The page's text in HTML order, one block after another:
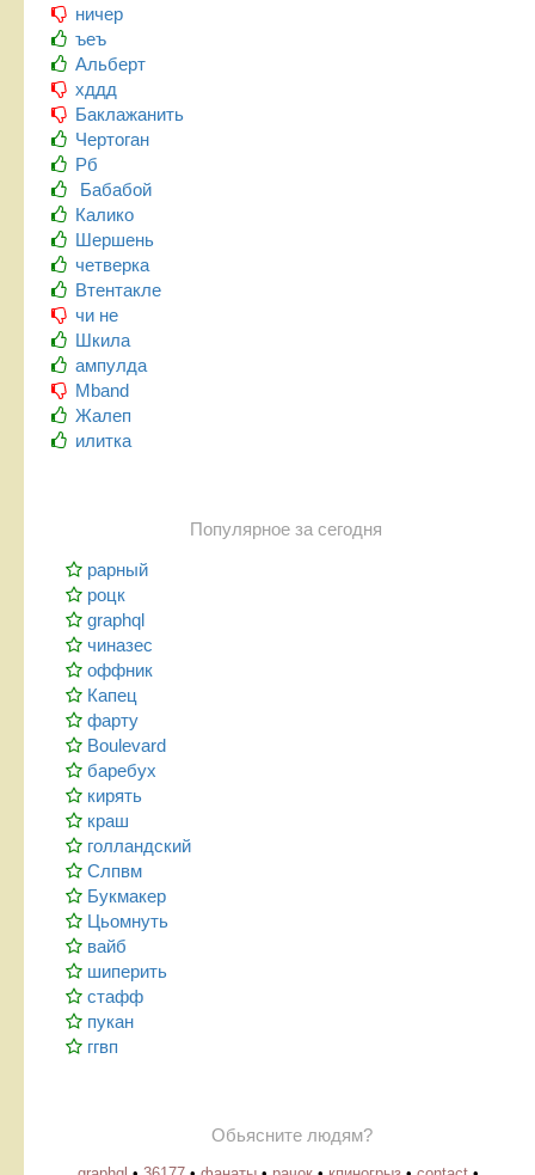
ничер
ъеъ
Альберт
хддд
Баклажанить
Чертоган
Рб
Бабабой
Калико
Шершень
четверка
Втентакле
чи не
Шкила
ампулда
Mband
Жалеп
илитка
Популярное за сегодня
рарный
роцк
graphql
чиназес
оффник
Капец
фарту
Boulevard
баребух
кирять
краш
голландский
Слпвм
Букмакер
Цьомнуть
вайб
шиперить
стафф
пукан
ггвп
Обьясните людям?